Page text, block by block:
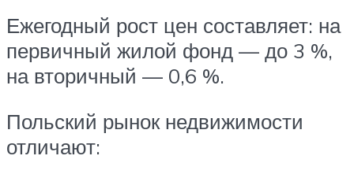
Ежегодный рост цен составляет: на
первичный жилой фонд — до 3 %,
на вторичный — 0,6 %.
Польский рынок недвижимости
отличают: